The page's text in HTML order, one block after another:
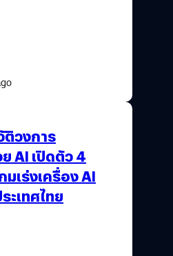
ติวงการ
AI เปิดตัว 4
เร่งเครื่อง AI
ะเทศไทย